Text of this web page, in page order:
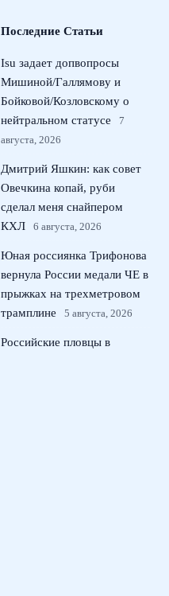
Последние Статьи
Isu задает допвопросы
Мишиной/Галлямову и
Бойковой/Козловскому о
нейтральном статусе
7
августа, 2026
Дмитрий Яшкин: как совет
Овечкина копай, руби
сделал меня снайпером
КХЛ
6 августа, 2026
Юная россиянка Трифонова
вернула России медали ЧЕ в
прыжках на трехметровом
трамплине
5 августа, 2026
Российские пловцы в